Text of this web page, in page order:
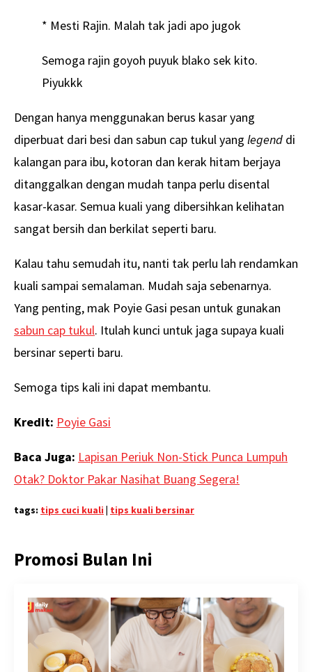
* Mesti Rajin. Malah tak jadi apo jugok
Semoga rajin goyoh puyuk blako sek kito.
Piyukkk
Dengan hanya menggunakan berus kasar yang
diperbuat dari besi dan sabun cap tukul yang legend di
kalangan para ibu, kotoran dan kerak hitam berjaya
ditanggalkan dengan mudah tanpa perlu disental
kasar-kasar. Semua kuali yang dibersihkan kelihatan
sangat bersih dan berkilat seperti baru.
Kalau tahu semudah itu, nanti tak perlu lah rendamkan
kuali sampai semalaman. Mudah saja sebenarnya.
Yang penting, mak Poyie Gasi pesan untuk gunakan
sabun cap tukul. Itulah kunci untuk jaga supaya kuali
bersinar seperti baru.
Semoga tips kali ini dapat membantu.
Kredit: Poyie Gasi
Baca Juga: Lapisan Periuk Non-Stick Punca Lumpuh
Otak? Doktor Pakar Nasihat Buang Segera!
tags: tips cuci kuali | tips kuali bersinar
Promosi Bulan Ini